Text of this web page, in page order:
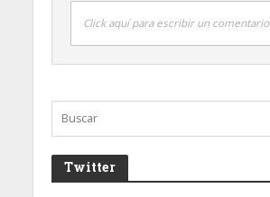
Click aquí para escribir un comentario
Twitter